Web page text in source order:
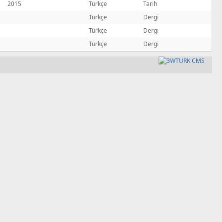
2015 Türkçe
Tarih
Türkçe
Dergi
Türkçe
Dergi
Türkçe Dergi